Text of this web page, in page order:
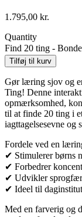
1.795,00 kr.
Quantity
Find 20 ting -
Tilføj til kurv
Gør læring sjov og
Ting! Denne
opmærksomhed,
til at finde 20 ting i
iagttagelsesevne og
Fordele ved en
✔ Stimulerer børns
✔ Forbedrer
✔ Udvikler
✔ Ideel til
Med en farverig og